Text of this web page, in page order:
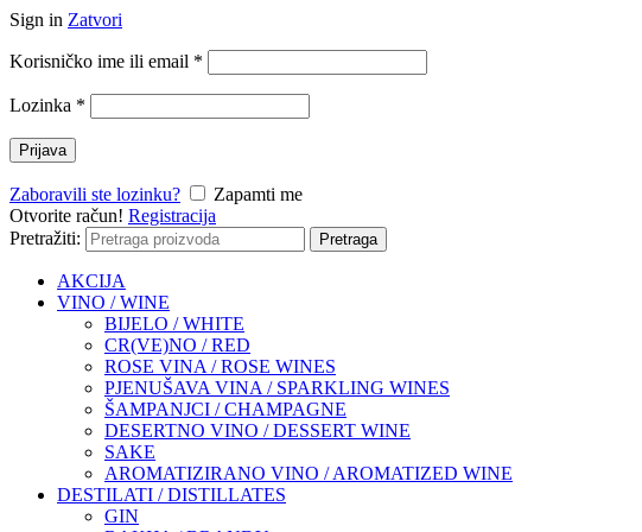
Sign in Zatvori
Korisničko ime ili email *
Lozinka *
Prijava
Zaboravili ste lozinku?
Zapamti me
Otvorite račun! Registracija
Pretražiti:
Pretraga
AKCIJA
VINO / WINE
BIJELO / WHITE
CR(VE)NO / RED
ROSE VINA / ROSE WINES
PJENUŠAVA VINA / SPARKLING WINES
ŠAMPANJCI / CHAMPAGNE
DESERTNO VINO / DESSERT WINE
SAKE
AROMATIZIRANO VINO / AROMATIZED WINE
DESTILATI / DISTILLATES
GIN